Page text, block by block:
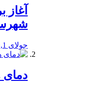
جولای 1, 2020
دمای